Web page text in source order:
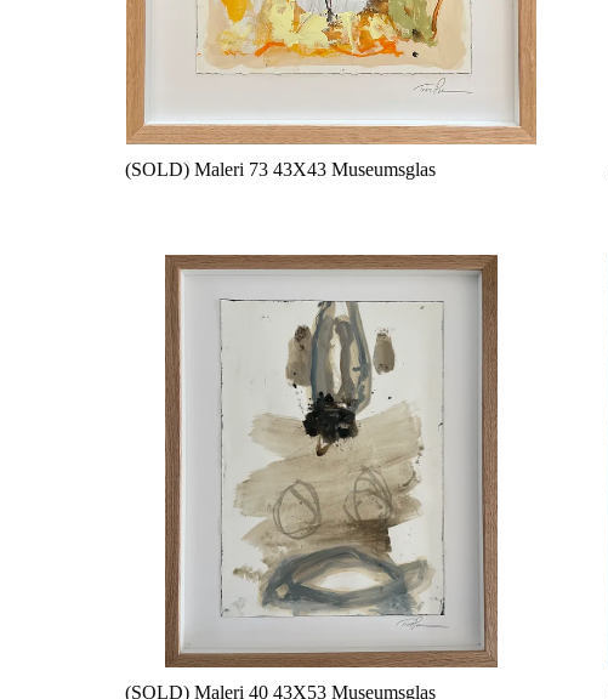
(SOLD) Maleri 73 43X43 Museumsglas
(SOLD) Maleri 40 43X53 Museumsglas